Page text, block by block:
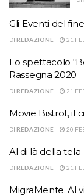
Gli Eventi del
DI REDAZIONE 21
Lo spettacolo
Rassegna 2020
DI REDAZIONE 21
Movie Bistrot, il
DI REDAZIONE 20
Al di là della tela
DI REDAZIONE 21
MigraMente. Al